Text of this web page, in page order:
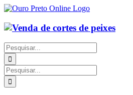
Ir
o
conteúdo
Buscar
resultados
para:
Buscar
resultados
para: